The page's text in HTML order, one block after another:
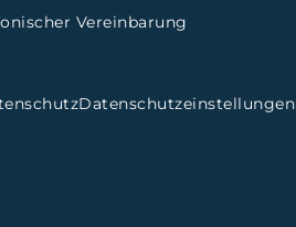
Vereinbarung
Datenschutzeinstellungen